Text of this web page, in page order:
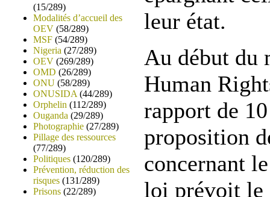
(15/289)
Modalités d’accueil des
OEV (58/289)
MSF (54/289)
Nigeria (27/289)
OEV (269/289)
OMD (26/289)
ONU (58/289)
ONUSIDA (44/289)
Orphelin (112/289)
Ouganda (29/289)
Photographie (27/289)
Pillage des ressources
(77/289)
Politiques (120/289)
Prévention, réduction des
risques (131/289)
Prisons (22/289)
leur état.
Au début du
Human
rapport de
proposition
concernant
loi prévoit le